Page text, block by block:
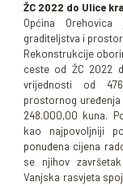
ŽC 2022 do Ulice
Općina
graditeljstva i
Rekonstrukcije
ceste od ŽC 2022
vrijednosti od
prostornog
248.000,00 kuna.
kao najpovoljniji
ponuđena cijena
se njihov
Vanjska rasvjeta